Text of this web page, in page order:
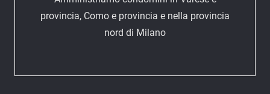
provincia, Como e provincia e nella provincia
nord di Milano